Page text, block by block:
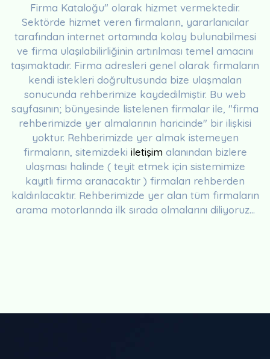
Firma Kataloğu" olarak hizmet vermektedir.
Sektörde hizmet veren firmaların, yararlanıcılar
tarafından internet ortamında kolay bulunabilmesi
ve firma ulaşılabilirliğinin artırılması temel amacını
taşımaktadır. Firma adresleri genel olarak firmaların
kendi istekleri doğrultusunda bize ulaşmaları
sonucunda rehberimize kaydedilmiştir. Bu web
sayfasının; bünyesinde listelenen firmalar ile, "firma
rehberimizde yer almalarının haricinde" bir ilişkisi
yoktur. Rehberimizde yer almak istemeyen
firmaların, sitemizdeki iletişim alanından bizlere
ulaşması halinde ( teyit etmek için sistemimize
kayıtlı firma aranacaktır ) firmaları rehberden
kaldırılacaktır. Rehberimizde yer alan tüm firmaların
arama motorlarında ilk sırada olmalarını diliyoruz...